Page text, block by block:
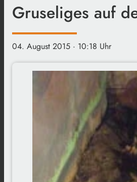
Gruseliges auf
04. August 2015 · 10:18 Uhr